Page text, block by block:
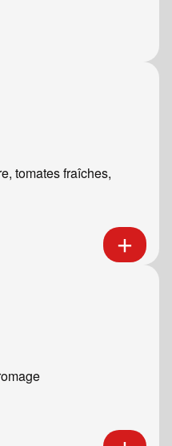
tomates fraîches,